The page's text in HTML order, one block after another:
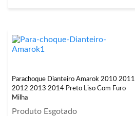
Parachoque Dianteiro Amarok 2010 2011
2012 2013 2014 Preto Liso Com Furo
Milha
Produto Esgotado